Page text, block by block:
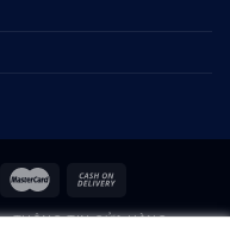
THÔNG TIN CỬA HÀNG